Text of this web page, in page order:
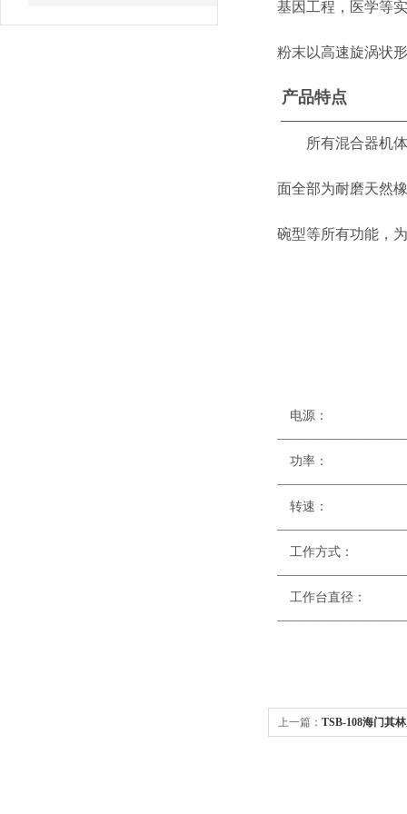
基因工程，医学等
粉末以高速旋涡状
产品特点
所有混合器机体
面全部为耐磨天然
碗型等所有功能，
电
功
转
工作方
工作
上一篇： TSB-108海门其